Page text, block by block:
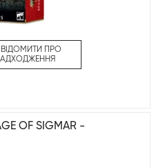
ПРО
OF SIGMAR -